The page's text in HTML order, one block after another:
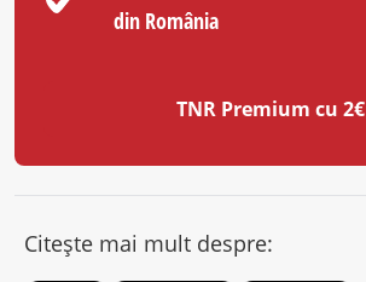
din România
TNR Premium cu 2€
Citește mai mult despre: